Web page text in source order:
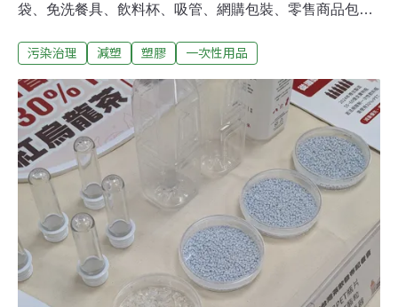
袋、免洗餐具、飲料杯、吸管、網購包裝、零售商品包裝
年全面禁用四項一次性塑膠用品，是否持續？環境部表
的禁用政策則依然是「選項之一」。環境部將推減量里程
碑 2030年禁塑成「選項之一」環保署（現為環境部）
2018年曾提出購物袋、免洗餐具、飲料杯、吸管四項一次
用產品「2025年全面限用、2030年全面禁用」時程表。環
境部資源循環署表示，將以「一次用產品減量里程碑」為
名，在下半年提出新的減量規劃。 資源循環署署長賴瑩瑩
昨（30）日至環境部記者室說明，除既有四項一次用產品
外，還會新加入「零售商品包裝」和「網購包裝」。有些
蔬果會用塑膠托盤及封膜包著販售，啤酒也可能用塑膠膜
捆成一手來賣，未來都會設法減少
污染治理 減塑 塑膠 一次性用品